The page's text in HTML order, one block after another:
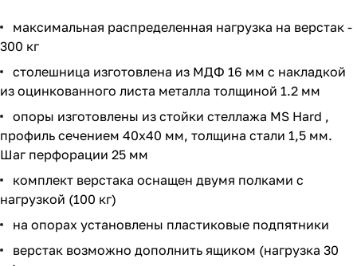
максимальная распределенная нагрузка на верстак -
300 кг
столешница изготовлена из МДФ 16 мм с накладкой
из оцинкованного листа металла толщиной 1.2 мм
опоры изготовлены из стойки стеллажа MS Hard ,
профиль сечением 40х40 мм, толщина стали 1,5 мм.
Шаг перфорации 25 мм
комплект верстака оснащен двумя полками с
нагрузкой (100 кг)
на опорах установлены пластиковые подпятники
верстак возможно дополнить ящиком (нагрузка 30